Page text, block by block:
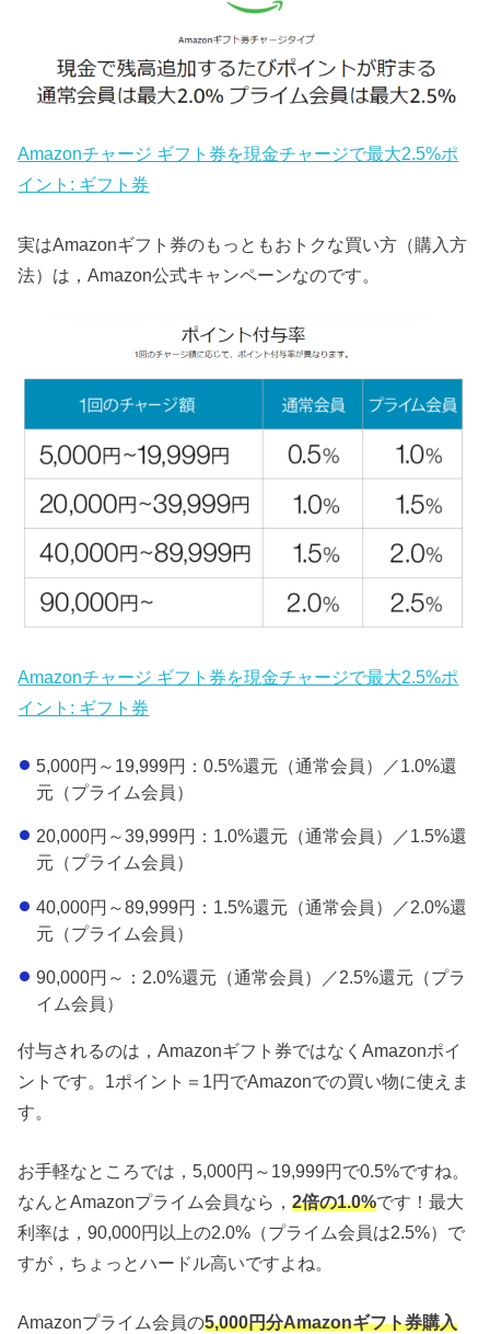
Amazonチャージ ギフト券を現金チャージで最大2.5%ポ
イント: ギフト券
実はAmazonギフト券のもっともおトクな買い方（購入方
法）は，Amazon公式キャンペーンなのです。
Amazonチャージ ギフト券を現金チャージで最大2.5%ポ
イント: ギフト券
5,000円～19,999円：0.5%還元（通常会員）／1.0%還
元（プライム会員）
20,000円～39,999円：1.0%還元（通常会員）／1.5%還
元（プライム会員）
40,000円～89,999円：1.5%還元（通常会員）／2.0%還
元（プライム会員）
90,000円～：2.0%還元（通常会員）／2.5%還元（プラ
イム会員）
付与されるのは，Amazonギフト券ではなくAmazonポイ
ントです。1ポイント＝1円でAmazonでの買い物に使えま
す。
お手軽なところでは，5,000円～19,999円で0.5%ですね。
なんとAmazonプライム会員なら，2倍の1.0%です！最大
利率は，90,000円以上の2.0%（プライム会員は2.5%）で
すが，ちょっとハードル高いですよね。
Amazonプライム会員の5,000円分Amazonギフト券購入